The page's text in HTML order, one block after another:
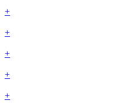
+
+
+
+
+